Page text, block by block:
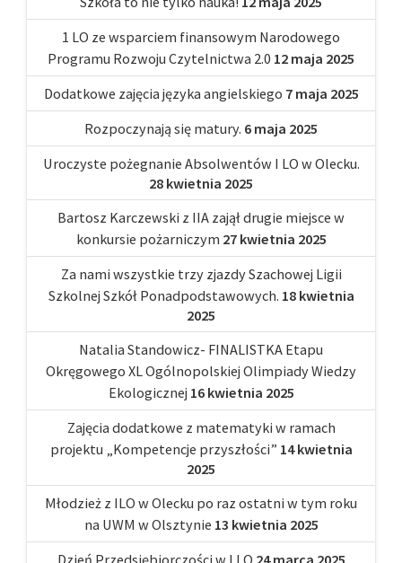
1 LO ze wsparciem finansowym Narodowego
Programu Rozwoju Czytelnictwa 2.0 12 maja 2025
Dodatkowe zajęcia języka angielskiego 7 maja 2025
Rozpoczynają się matury. 6 maja 2025
Uroczyste pożegnanie Absolwentów I LO w Olecku.
28 kwietnia 2025
Bartosz Karczewski z IIA zajął drugie miejsce w
konkursie pożarniczym 27 kwietnia 2025
Za nami wszystkie trzy zjazdy Szachowej Ligii
Szkolnej Szkół Ponadpodstawowych. 18 kwietnia
2025
Natalia Standowicz- FINALISTKA Etapu
Okręgowego XL Ogólnopolskiej Olimpiady Wiedzy
Ekologicznej 16 kwietnia 2025
Zajęcia dodatkowe z matematyki w ramach
projektu „Kompetencje przyszłości” 14 kwietnia
2025
Młodzież z ILO w Olecku po raz ostatni w tym roku
na UWM w Olsztynie 13 kwietnia 2025
Dzień Przedsiębiorczości w I LO 24 marca 2025